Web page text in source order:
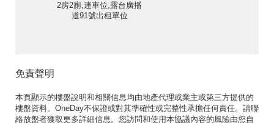
2房2廁,連車位,露台廣播
道91號出租單位
免責聲明
本頁顯示的樓盤說明和相關信息均由地產代理或業主或第三方提供的
樓盤資料。OneDay不保證或對其準確性或完整性承擔任何責任。請聯
絡放盤者獲取更多詳細信息。您訪問和使用本協議內容的風險由您自